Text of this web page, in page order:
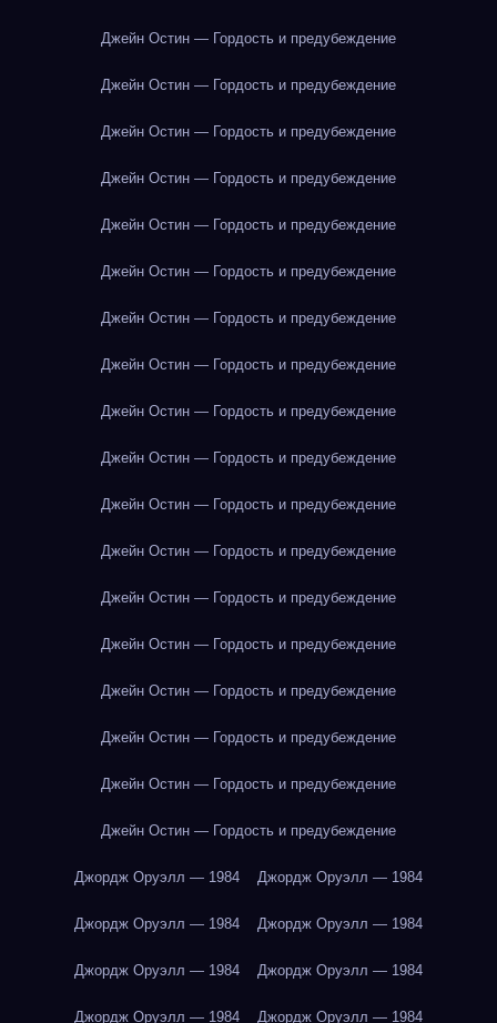
Джейн Остин — Гордость и предубеждение
Джейн Остин — Гордость и предубеждение
Джейн Остин — Гордость и предубеждение
Джейн Остин — Гордость и предубеждение
Джейн Остин — Гордость и предубеждение
Джейн Остин — Гордость и предубеждение
Джейн Остин — Гордость и предубеждение
Джейн Остин — Гордость и предубеждение
Джейн Остин — Гордость и предубеждение
Джейн Остин — Гордость и предубеждение
Джейн Остин — Гордость и предубеждение
Джейн Остин — Гордость и предубеждение
Джейн Остин — Гордость и предубеждение
Джейн Остин — Гордость и предубеждение
Джейн Остин — Гордость и предубеждение
Джейн Остин — Гордость и предубеждение
Джейн Остин — Гордость и предубеждение
Джейн Остин — Гордость и предубеждение
Джордж Оруэлл — 1984 Джордж Оруэлл — 1984
Джордж Оруэлл — 1984 Джордж Оруэлл — 1984
Джордж Оруэлл — 1984 Джордж Оруэлл — 1984
Джордж Оруэлл — 1984 Джордж Оруэлл — 1984